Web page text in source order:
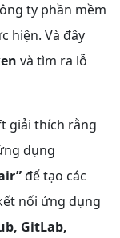
ty phần mềm
hiện. Và đây
và tìm ra lỗ
giải thích rằng
dụng
để tạo các
nối ứng dụng
GitLab,